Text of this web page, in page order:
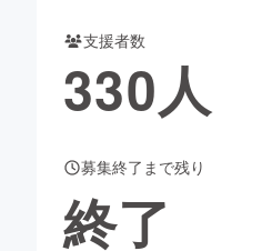
ティー・ヘルスケア
ティ
支援者数
330人
募集終了まで残り
終了